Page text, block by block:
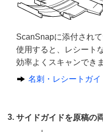
ScanSnapに添付され
使用すると、レシート
効率よくスキャンできま
名刺・レシートガ
サイドガイドを原稿の